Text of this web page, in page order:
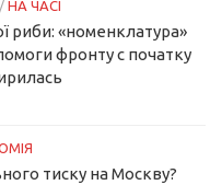
/ НА ЧАСІ
риби: «номенклатура»
фронту с початку
тиску на Москву?